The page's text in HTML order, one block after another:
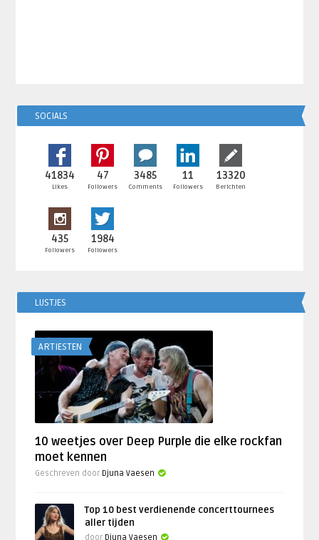
SOCIALS
41834
Likes
47
Followers
3485
Comments
11
Followers
13320
Berichten
435
Followers
1984
Followers
LIJSTJES
ARTIESTEN
10 weetjes over Deep Purple die elke rockfan
moet kennen
Geschreven door Djuna Vaesen
Top 10 best verdienende concerttournees
aller tijden
door Djuna Vaesen